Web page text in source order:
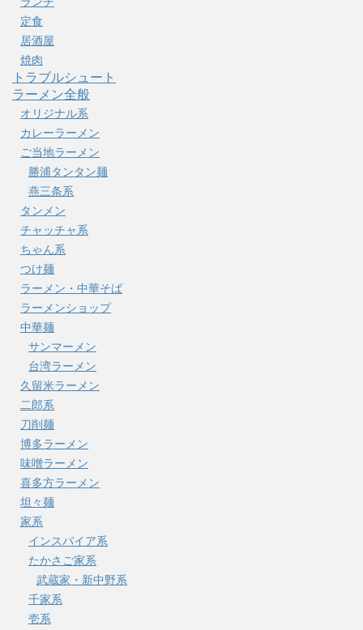
定食
居酒屋
焼肉
トラブルシュート
ラーメン全般
オリジナル系
カレーラーメン
ご当地ラーメン
勝浦タンタン麺
燕三条系
タンメン
チャッチャ系
ちゃん系
つけ麺
ラーメン・中華そば
ラーメンショップ
中華麺
サンマーメン
台湾ラーメン
久留米ラーメン
二郎系
刀削麺
博多ラーメン
味噌ラーメン
喜多方ラーメン
坦々麺
家系
インスパイア系
たかさご家系
武蔵家・新中野系
千家系
壱系